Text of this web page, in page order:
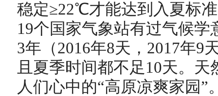
稳定≥22℃才能达到入夏标
19个国家气象站有过气候
3年（2016年8天，2017年9
且夏季时间都不足10天。
人们心中的“高原凉爽家园”